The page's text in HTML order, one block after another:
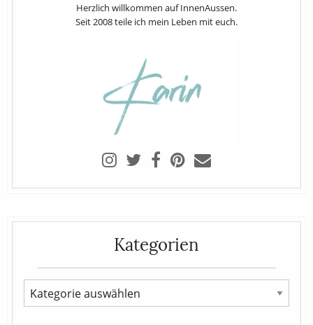
Herzlich willkommen auf InnenAussen.
Seit 2008 teile ich mein Leben mit euch.
Kategorien